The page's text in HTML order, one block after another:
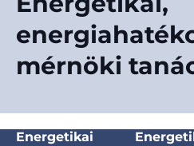
mérnöki
Energetikai